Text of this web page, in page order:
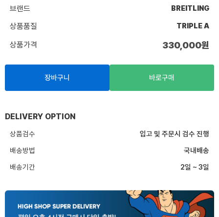
브랜드
BREITLING
상품품질 TRIPLE A
상품가격 330,000원
장바구니 바로구매
DELIVERY OPTION
상품검수
입고 및 주문시 검수 진행
배송방법
국내배송
배송기간
2일 ~ 3일